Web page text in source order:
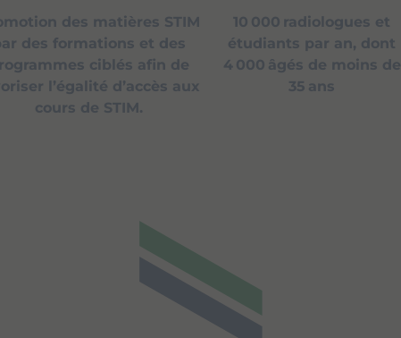
des matières STIM
des formations et des
ciblés afin de
l’égalité d’accès aux
cours de STIM.
10 000 radiologues et
étudiants par an, dont
4 000 âgés de moins de
35 ans